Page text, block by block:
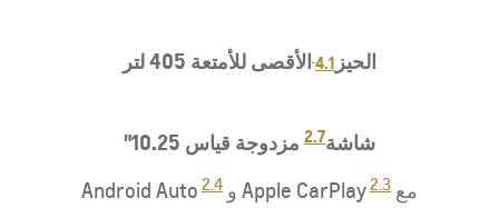
​الحيز 4.1​ الأقصى للأمتعة 405 لتر
شاشة2.7 مزدوجة قياس 10.25"
مع 2.3Apple CarPlay و 2.4
Android Auto